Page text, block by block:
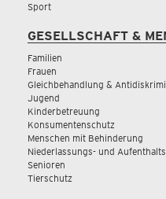
Sport
GESELLSCHAFT &
Familien
Frauen
Gleichbehandlung &
Jugend
Kinderbetreuung
Konsumentenschutz
Menschen mit Behinderung
Niederlassungs- und
Senioren
Tierschutz